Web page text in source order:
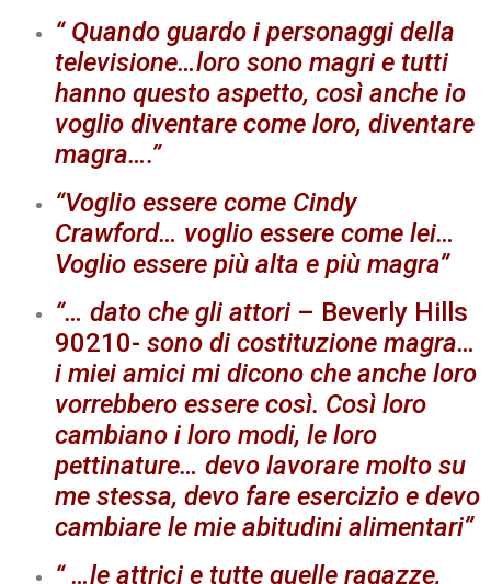
“ Quando guardo i personaggi della
televisione…loro sono magri e tutti
hanno questo aspetto, così anche io
voglio diventare come loro, diventare
magra….”
“Voglio essere come Cindy
Crawford… voglio essere come lei…
Voglio essere più alta e più magra”
“… dato che gli attori – Beverly Hills
90210- sono di costituzione magra…
i miei amici mi dicono che anche loro
vorrebbero essere così. Così loro
cambiano i loro modi, le loro
pettinature… devo lavorare molto su
me stessa, devo fare esercizio e devo
cambiare le mie abitudini alimentari”
“ …le attrici e tutte quelle ragazze,